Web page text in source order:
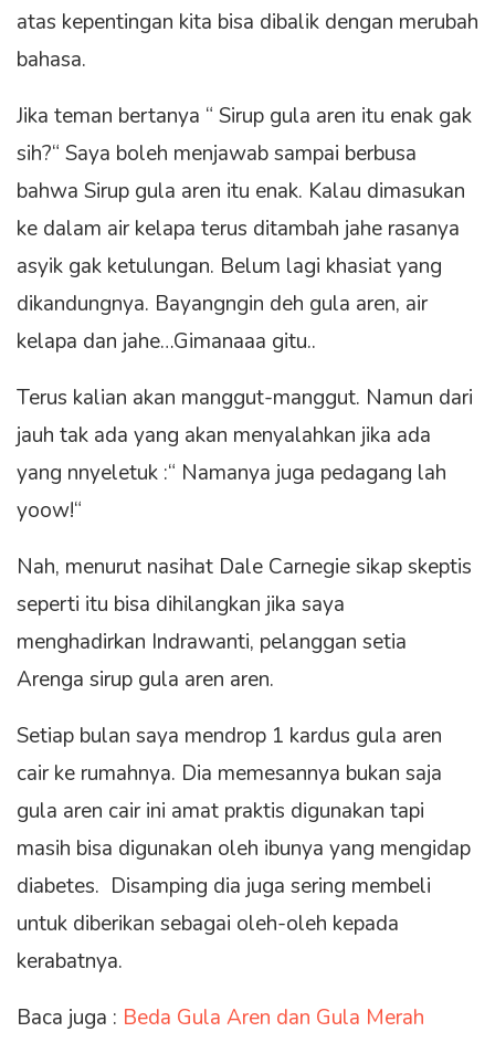
atas kepentingan kita bisa dibalik dengan merubah
bahasa.
Jika teman bertanya “ Sirup gula aren itu enak gak
sih?“ Saya boleh menjawab sampai berbusa
bahwa Sirup gula aren itu enak. Kalau dimasukan
ke dalam air kelapa terus ditambah jahe rasanya
asyik gak ketulungan. Belum lagi khasiat yang
dikandungnya. Bayangngin deh gula aren, air
kelapa dan jahe…Gimanaaa gitu..
Terus kalian akan manggut-manggut. Namun dari
jauh tak ada yang akan menyalahkan jika ada
yang nnyeletuk :“ Namanya juga pedagang lah
yoow!“
Nah, menurut nasihat Dale Carnegie sikap skeptis
seperti itu bisa dihilangkan jika saya
menghadirkan Indrawanti, pelanggan setia
Arenga sirup gula aren aren.
Setiap bulan saya mendrop 1 kardus gula aren
cair ke rumahnya. Dia memesannya bukan saja
gula aren cair ini amat praktis digunakan tapi
masih bisa digunakan oleh ibunya yang mengidap
diabetes. Disamping dia juga sering membeli
untuk diberikan sebagai oleh-oleh kepada
kerabatnya.
Baca juga : Beda Gula Aren dan Gula Merah